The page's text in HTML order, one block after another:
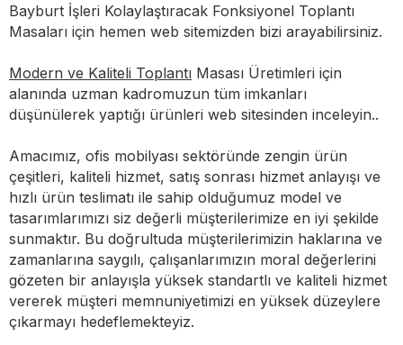
Bayburt İşleri Kolaylaştıracak Fonksiyonel Toplantı
Masaları için hemen web sitemizden bizi arayabilirsiniz.
Modern ve Kaliteli Toplantı Masası Üretimleri için
alanında uzman kadromuzun tüm imkanları
düşünülerek yaptığı ürünleri web sitesinden inceleyin..
Amacımız, ofis mobilyası sektöründe zengin ürün
çeşitleri, kaliteli hizmet, satış sonrası hizmet anlayışı ve
hızlı ürün teslimatı ile sahip olduğumuz model ve
tasarımlarımızı siz değerli müşterilerimize en iyi şekilde
sunmaktır. Bu doğrultuda müşterilerimizin haklarına ve
zamanlarına saygılı, çalışanlarımızın moral değerlerini
gözeten bir anlayışla yüksek standartlı ve kaliteli hizmet
vererek müşteri memnuniyetimizi en yüksek düzeylere
çıkarmayı hedeflemekteyiz.